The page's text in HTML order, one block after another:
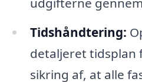
Tidshåndtering:
detaljeret tidsplan
sikring af, at alle